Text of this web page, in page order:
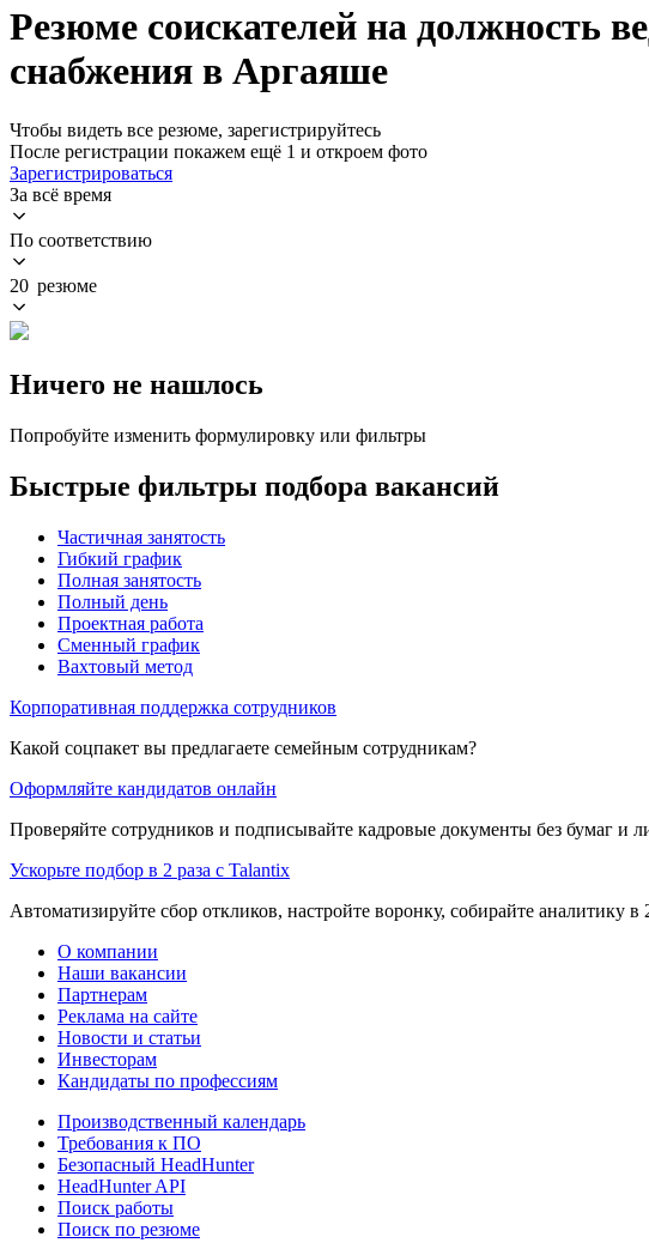
Резюме соискателей на должность
снабжения в Аргаяше
Чтобы видеть все резюме, зарегистрируйтесь
После регистрации покажем ещё 1 и откроем фото
Зарегистрироваться
За всё время
По соответствию
20 резюме
Ничего не нашлось
Попробуйте изменить формулировку или фильтры
Быстрые фильтры подбора вакансий
Частичная занятость
Гибкий график
Полная занятость
Полный день
Проектная работа
Сменный график
Вахтовый метод
Корпоративная поддержка сотрудников
Какой соцпакет вы предлагаете семейным сотрудникам?
Оформляйте кандидатов онлайн
Проверяйте сотрудников и подписывайте кадровые документы без бумаг и
Ускорьте подбор в 2 раза с Talantix
Автоматизируйте сбор откликов, настройте воронку, собирайте аналитику в
О компании
Наши вакансии
Партнерам
Реклама на сайте
Новости и статьи
Инвесторам
Кандидаты по профессиям
Производственный календарь
Требования к ПО
Безопасный HeadHunter
HeadHunter API
Поиск работы
Поиск по резюме